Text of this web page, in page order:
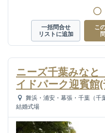
一括問合せ
リストに追加
こ
ニーズ千葉みなと
イドパーク迎賓館(
舞浜・浦安・幕張・千葉（千
結婚式場